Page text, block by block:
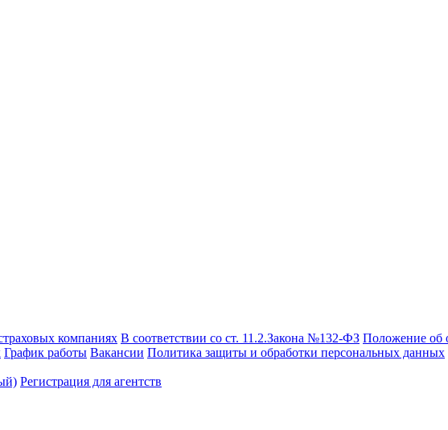
компаниях В соответствии со ст. 11.2.Закона №132-ФЗ Положение об
График работы Вакансии Политика защиты и обработки персональных данных
Регистрация для агентств